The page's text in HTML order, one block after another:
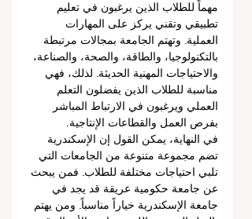
مهماً للطلاب الذين يرغبون في تعليم
تطبيقي وتقني يركز على المهارات
العملية. وتهتم الجامعة بمجالات مرتبطة
بالتكنولوجيا، والطاقة، والصحة، والصناعة،
والاحتياجات المهنية الحديثة. لذلك، فهي
مناسبة للطلاب الذين يفضلون التعلم
العملي ويرغبون في الارتباط المباشر
بفرص العمل والقطاعات الإنتاجية.
في النهاية، يمكن القول إن الإسكندرية
تضم مجموعة متنوعة من الجامعات التي
تلبي احتياجات مختلفة للطلاب. فمن يبحث
عن جامعة حكومية عريقة قد يجد في
جامعة الإسكندرية خياراً مناسباً. ومن يهتم